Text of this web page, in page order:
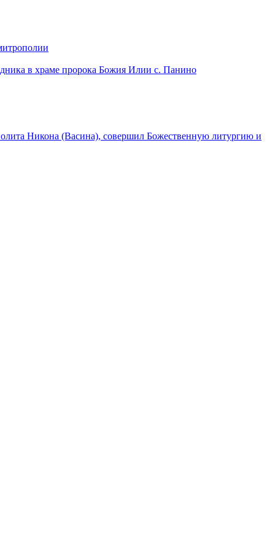
в храме пророка Божия Илии с. Панино
Никона (Васина), совершил Божественную литургию и